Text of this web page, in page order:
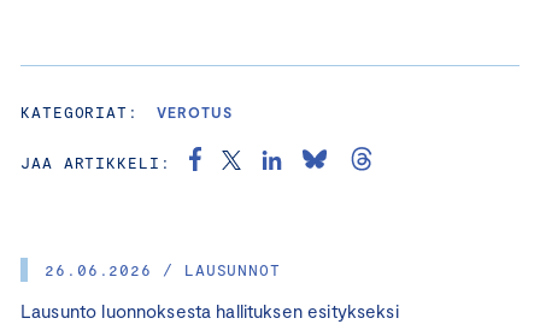
26.06.2026 / LAUSUNNOT
Lausunto luonnoksesta hallituksen esitykseksi
KATEGORIAT: VEROTUS
JAA ARTIKKELI: